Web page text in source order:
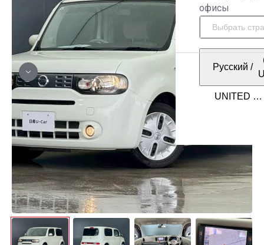
офисы
Русский /